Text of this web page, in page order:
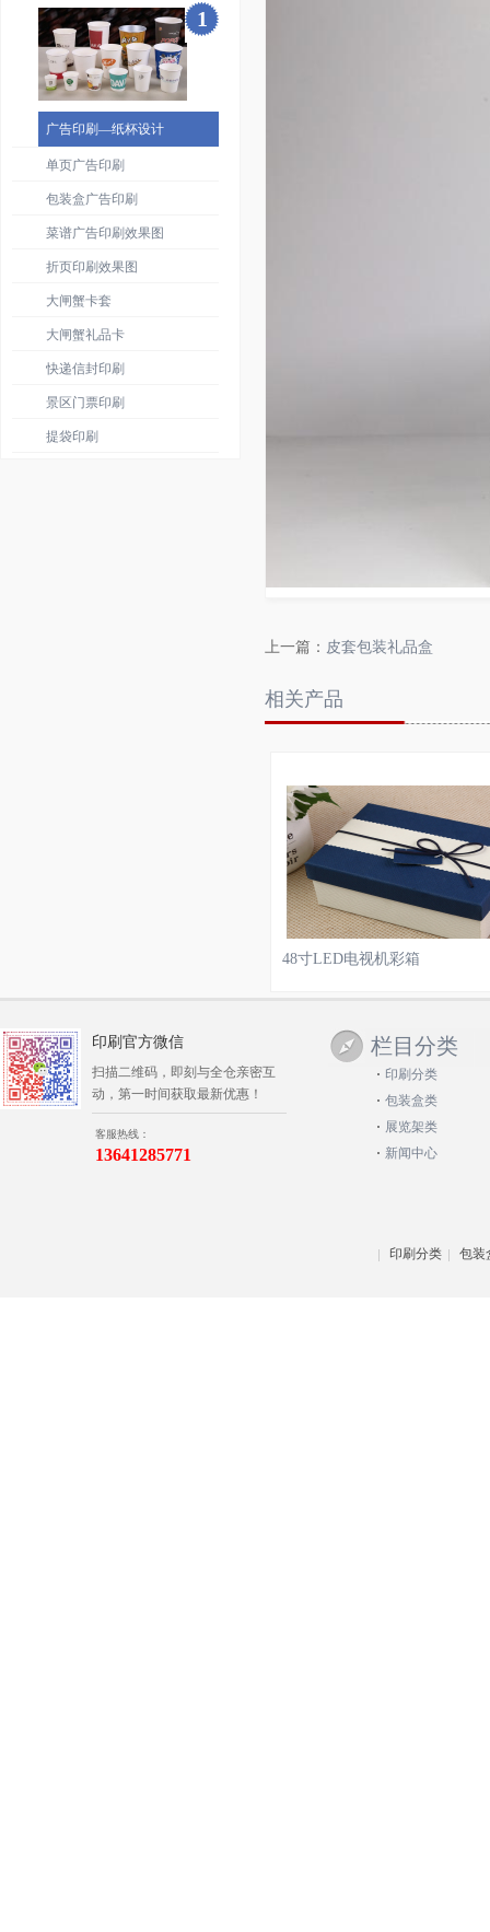
广告印刷—纸杯设计
1
单页广告印刷
包装盒广告印刷
菜谱广告印刷效果图
折页印刷效果图
大闸蟹卡套
大闸蟹礼品卡
快递信封印刷
景区门票印刷
提袋印刷
上一篇： 皮套包装礼品盒
相关产品
48寸LED电视机彩箱
栏目分类
印刷分类
包装盒类
展览架类
新闻中心
印刷官方微信
扫描二维码，即刻与全仓亲密互
动，第一时间获取最新优惠！
客服热线：
13641285771
印刷分类 包装